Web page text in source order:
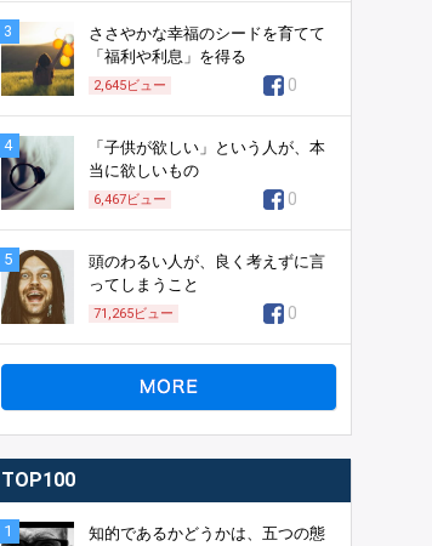
3
ささやかな幸福のシードを育てて
「福利や利息」を得る
2,645ビュー 0
4
「子供が欲しい」という人が、本
当に欲しいもの
6,467ビュー 0
5
頭のわるい人が、良く考えずに言
ってしまうこと
71,265ビュー 0
TOP100
1
知的であるかどうかは、五つの態